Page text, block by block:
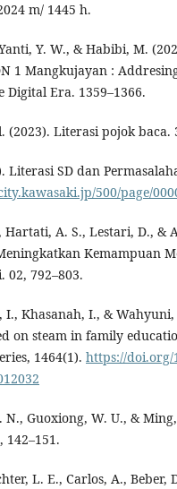
m/ 1445 h.
Y. W., & Habibi, M.
1 Mangkujayan :
Digital Era. 1359–1366.
(2023). Literasi pojok baca.
Literasi SD dan
500/page/
Hartati, A. S., Lestari, D., &
Kemampuan
02, 792–803.
I., Khasanah, I., &
on steam in family
1464(1). https://doi.org/
N., Guoxiong, W. U., &
142–151.
L. E., Carlos, A.,